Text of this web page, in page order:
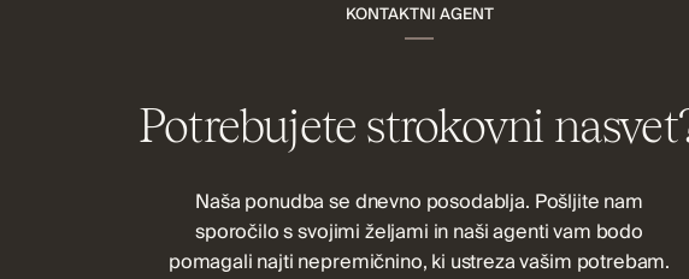
KONTAKTNI AGENT
Potrebujete strokovni
Naša ponudba se dnevno posodablja. Pošljite nam
sporočilo s svojimi željami in naši agenti vam bodo
pomagali najti nepremičnino, ki ustreza vašim potrebam.